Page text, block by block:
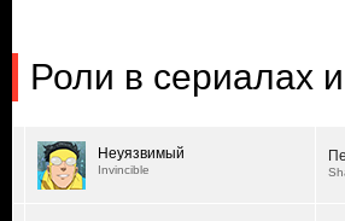
Роли в сериалах
Неуязвимый
Invincible